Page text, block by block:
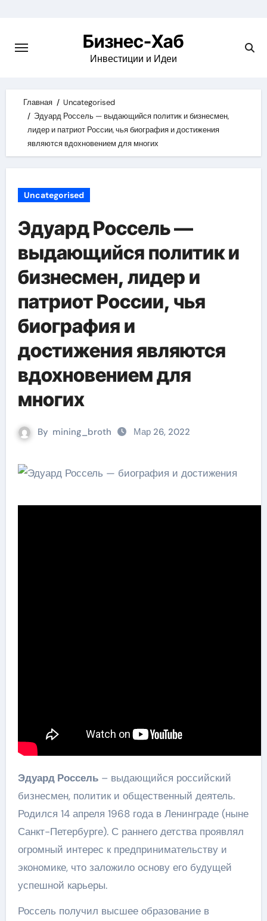
content
Бизнес-Хаб
Инвестиции и Идеи
Главная
Uncategorised
Эдуард Россель — выдающийся политик и бизнесмен,
лидер и патриот России, чья биография и достижения
являются вдохновением для многих
Uncategorised
Эдуард Россель —
выдающийся политик и
бизнесмен, лидер и
патриот России, чья
биография и
достижения являются
вдохновением для
многих
By mining_broth Мар 26, 2022
Эдуард Россель– выдающийся российский
бизнесмен, политик и общественный деятель.
Родился 14 апреля 1968 года в Ленинграде (ныне
Санкт-Петербурге). С раннего детства проявлял
огромный интерес к предпринимательству и
экономике, что заложило основу его будущей
успешной карьеры.
Россель получил высшее образование в